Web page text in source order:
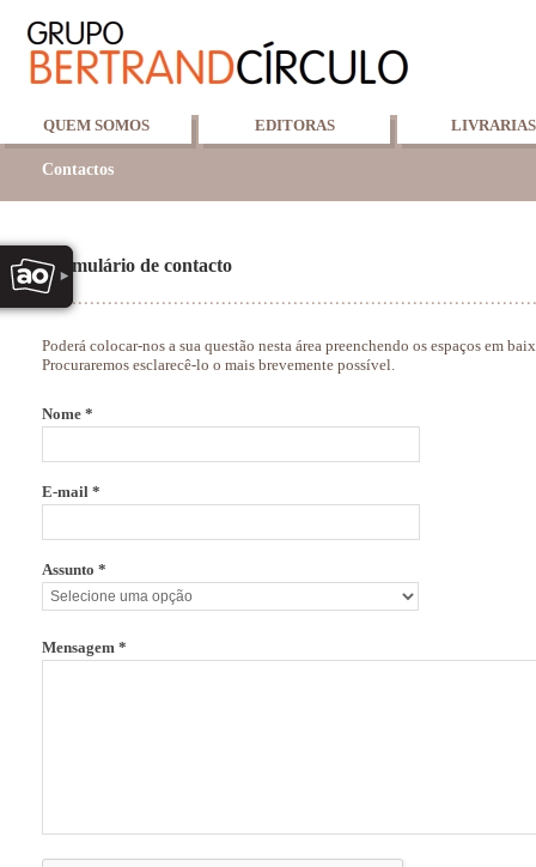
QUEM SOMOS EDITORAS LIVRARIAS
Contactos
Formulário de contacto
Poderá colocar-nos a sua questão nesta área preenchendo os espaços em
Procuraremos esclarecê-lo o mais brevemente possível.
Nome *
E-mail *
Assunto *
Mensagem *